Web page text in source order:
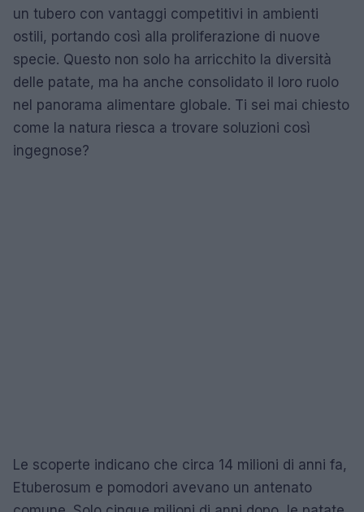
un tubero con vantaggi competitivi in ambienti
ostili, portando così alla proliferazione di nuove
specie. Questo non solo ha arricchito la diversità
delle patate, ma ha anche consolidato il loro ruolo
nel panorama alimentare globale. Ti sei mai chiesto
come la natura riesca a trovare soluzioni così
ingegnose?
Le scoperte indicano che circa 14 milioni di anni fa,
Etuberosum e pomodori avevano un antenato